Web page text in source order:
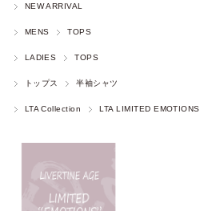
NEW ARRIVAL
MENS TOPS
LADIES TOPS
トップス 半袖シャツ
LTA Collection LTA LIMITED EMOTIONS